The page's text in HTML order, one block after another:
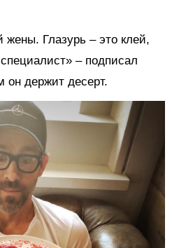
жены. Глазурь – это клей,
– подписал
он держит десерт.